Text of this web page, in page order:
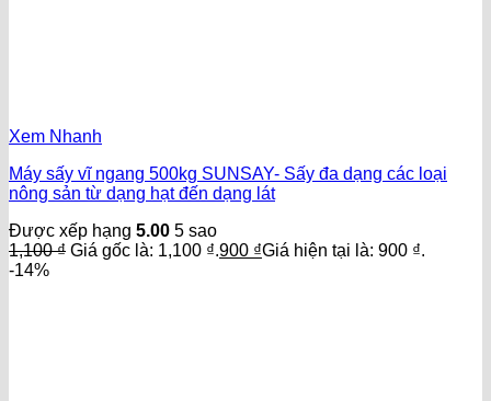
Xem Nhanh
Máy sấy vĩ ngang 500kg SUNSAY- Sấy đa dạng các loại
nông sản từ dạng hạt đến dạng lát
Được xếp hạng 5.00 5 sao
1,100₫ Giá gốc là: 1,100 ₫.900 ₫Giá hiện tại là: 900 ₫.
-14%